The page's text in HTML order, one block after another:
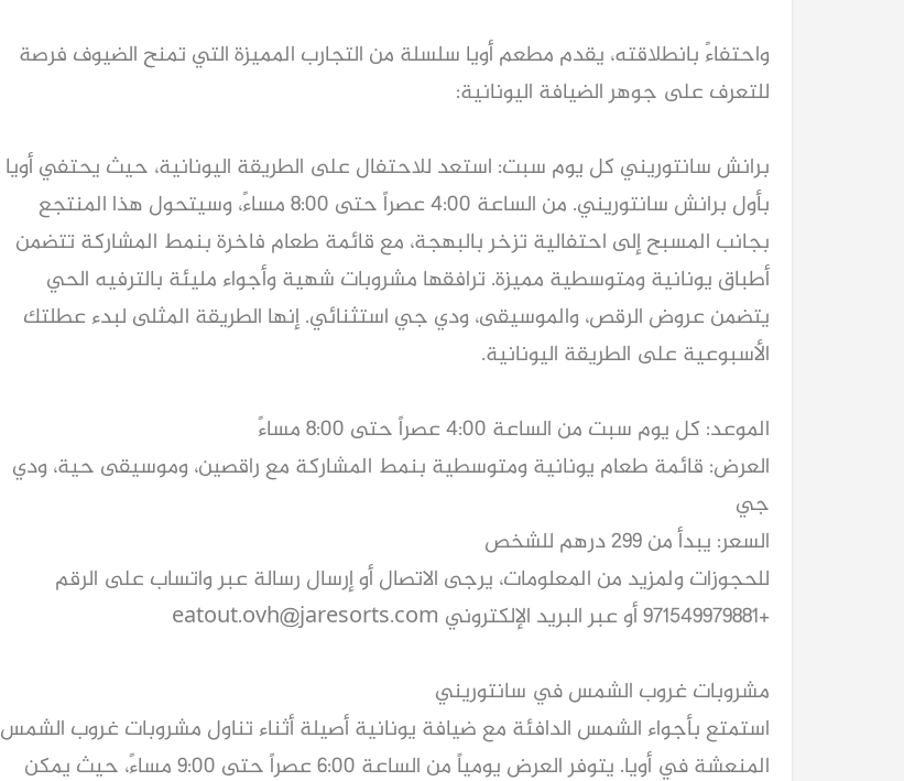
واحتفاءً بانطلاقته، يقدم مطعم أويا سلسلة من التجارب المميزة التي تمنح الضيوف فرصة
للتعرف على جوهر الضيافة اليونانية:
برانش سانتوريني كل يوم سبت: استعد للاحتفال على الطريقة اليونانية، حيث يحتفي أويا
بأول برانش سانتوريني. من الساعة 4:00 عصراً حتى 8:00 مساءً، وسيتحول هذا المنتجع
بجانب المسبح إلى احتفالية تزخر بالبهجة، مع قائمة طعام فاخرة بنمط المشاركة تتضمن
أطباق يونانية ومتوسطية مميزة. ترافقها مشروبات شهية وأجواء مليئة بالترفيه الحي
يتضمن عروض الرقص، والموسيقى، ودي جي استثنائي. إنها الطريقة المثلى لبدء عطلتك
الأسبوعية على الطريقة اليونانية.
الموعد: كل يوم سبت من الساعة 4:00 عصراً حتى 8:00 مساءً
العرض: قائمة طعام يونانية ومتوسطية بنمط المشاركة مع راقصين، وموسيقى حية، ودي
جي
السعر: يبدأ من 299 درهم للشخص
للحجوزات ولمزيد من المعلومات، يرجى الاتصال أو إرسال رسالة عبر واتساب على الرقم
+971549979881 أو عبر البريد الإلكتروني
eatout.ovh@jaresorts.com
مشروبات غروب الشمس في سانتوريني
استمتع بأجواء الشمس الدافئة مع ضيافة يونانية أصيلة أثناء تناول مشروبات غروب الشمس
المنعشة في أويا. يتوفر العرض يومياً من الساعة 6:00 عصراً حتى 9:00 مساءً، حيث يمكن